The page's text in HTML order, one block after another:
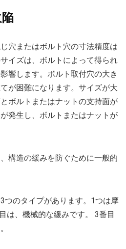
穴またはボルト穴の寸法精度は
イズは、ボルトによって得られ
響します。ボルト取付穴の大き
が困難になります。サイズが大
ボルトまたはナットの支持面が
発生し、ボルトまたはナットが
構造の緩みを防ぐために一般的
つのタイプがあります。1つは摩
は、機械的な緩みです。 3番目